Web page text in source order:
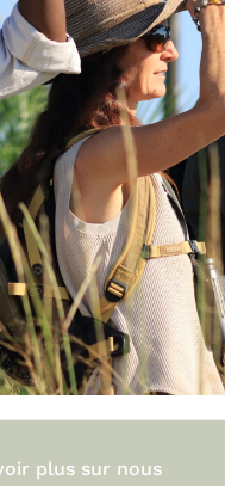
plus sur nous